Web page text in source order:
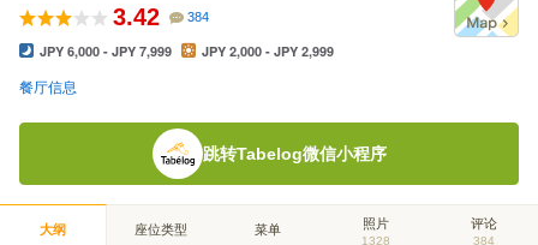
3.42 384
JPY 6,000 - JPY 7,999 JPY 2,000 - JPY 2,999
餐厅信息
跳转Tabelog微信小程序
大纲 座位类型 菜单 照片
1328
评论
384